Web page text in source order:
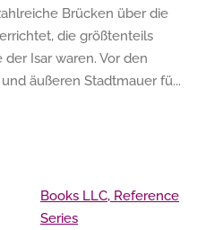
Brücken über die
die größtenteils
Isar waren. Vor den
äußeren Stadtmauer fü...
Books LLC, Reference
Series